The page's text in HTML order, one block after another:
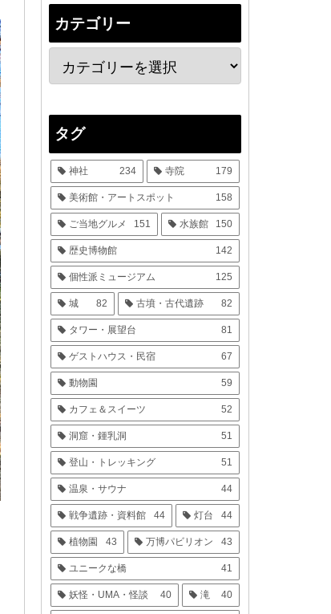
カテゴリー
タグ
神社 234 寺院 179
美術館・アートスポット 158
ご当地グルメ 151 水族館 150
歴史博物館 142
個性派ミュージアム 125
城 82 古墳・古代遺跡 82
タワー・展望台 81
ゲストハウス・民宿 67
動物園 59
カフェ＆スイーツ 52
洞窟・鍾乳洞 51
登山・トレッキング 51
温泉・サウナ 44
戦争遺跡・資料館 44 灯台 44
植物園 43 万博パビリオン 43
ユニークな橋 41
妖怪・UMA・怪談 40 滝 40